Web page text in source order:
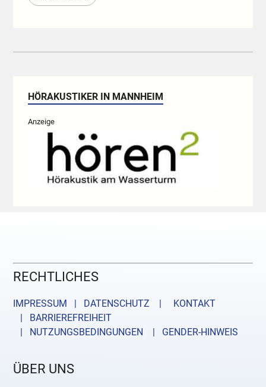
HÖRAKUSTIKER IN MANNHEIM
Anzeige
RECHTLICHES
IMPRESSUM | DATENSCHUTZ |
KONTAKT
| BARRIEREFREIHEIT
| NUTZUNGSBEDINGUNGEN
| GENDER-HINWEIS
ÜBER UNS